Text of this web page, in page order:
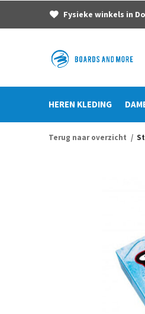
HEREN KLEDING
Fysieke winkels in
Terug naar overzicht